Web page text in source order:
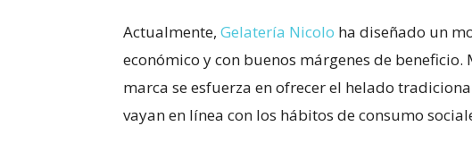
Actualmente, Gelatería Nicolo ha diseñado un
económico y con buenos márgenes de
marca se esfuerza en ofrecer el helado
vayan en línea con los hábitos de consumo